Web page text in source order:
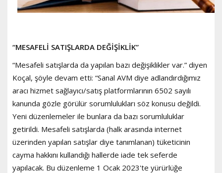
“MESAFELİ SATIŞLARDA DEĞİŞİKLİK”
“Mesafeli satışlarda da yapılan bazı değişiklikler var.” diyen
Koçal, şöyle devam etti: “Sanal AVM diye adlandırdığımız
aracı hizmet sağlayıcı/satış platformlarının 6502 sayılı
kanunda gözle görülür sorumlulukları söz konusu değildi.
Yeni düzenlemeler ile bunlara da bazı sorumluluklar
getirildi. Mesafeli satışlarda (halk arasında internet
üzerinden yapılan satışlar diye tanımlanan) tüketicinin
cayma hakkını kullandığı hallerde iade tek seferde
yapılacak. Bu düzenleme 1 Ocak 2023'te yürürlüğe